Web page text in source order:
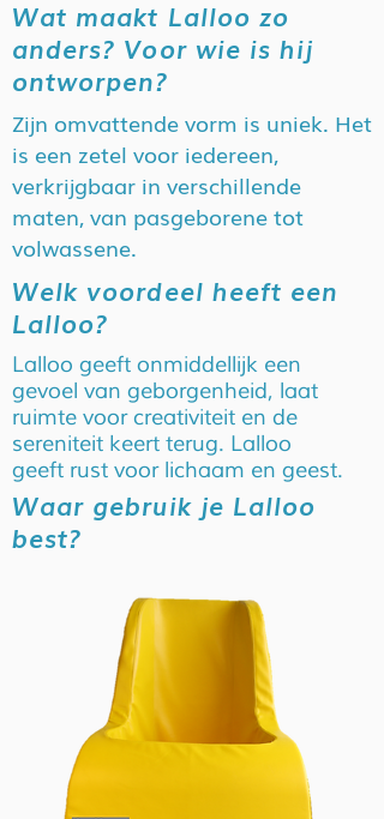
Wat maakt Lalloo zo
anders? Voor wie is hij
ontworpen?
Zijn omvattende vorm is uniek. Het
is een zetel voor iedereen,
verkrijgbaar in verschillende
maten, van pasgeborene tot
volwassene.
Welk voordeel heeft een
Lalloo?
Lalloo geeft onmiddellijk een
gevoel van geborgenheid, laat
ruimte voor creativiteit en de
sereniteit keert terug. Lalloo
geeft rust voor lichaam en geest.
Waar gebruik je Lalloo
best?